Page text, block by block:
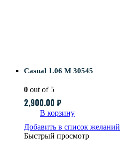
Casual 1.06 M 30545
0 out of 5
2,900.00 ₽
В корзину
Добавить в список желаний
Быстрый просмотр